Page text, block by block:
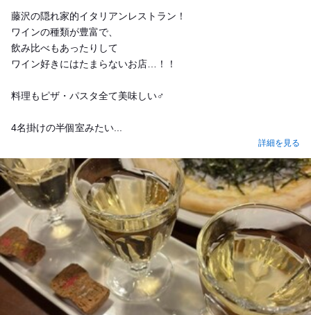
藤沢の隠れ家的イタリアンレストラン！
ワインの種類が豊富で、
飲み比べもあったりして
ワイン好きにはたまらないお店…！！
料理もピザ・パスタ全て美味しい‍♂️
4名掛けの半個室みたい...
詳細を見る